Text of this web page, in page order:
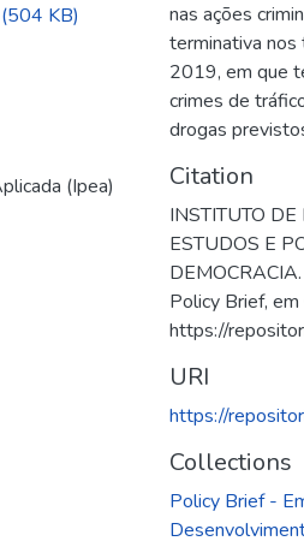
KB)
(Ipea)
nas ações
terminativa nos
2019, em que
crimes de
drogas
Citation
INSTITUTO
ESTUDOS E
Policy Brief,
https://
URI
https://
Collections
Policy Brief -